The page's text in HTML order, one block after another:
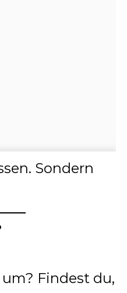
Sondern
Findest du,